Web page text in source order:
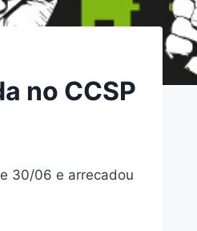
no CCSP
30/06 e arrecadou